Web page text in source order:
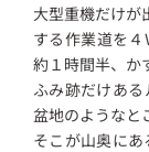
大型重機だけが
する作業道を
約１時間半、か
ふみ跡だけあ
盆地のようなと
そこが山奥に